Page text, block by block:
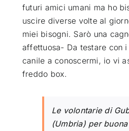
futuri amici umani ma ho
uscire diverse volte al
miei bisogni. Sarò una
affettuosa- Da testare con
canile a conoscermi, io vi
freddo box.
Le volontarie di
(Umbria) per